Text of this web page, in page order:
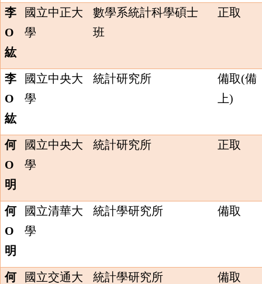
李
O
紘
國立中正大
學
數學系統計科學碩士
班
正取
李
O
紘
國立中央大
學
統計研究所
備取(備
上)
何
O
明
國立中央大
學
統計研究所 正取
何
O
明
國立清華大
學
統計學研究所 備取
何
國立交通大
統計學研究所 備取